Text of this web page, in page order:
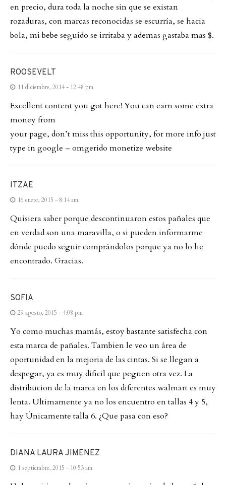
en precio, dura toda la noche sin que se existan
rozaduras, con marcas reconocidas se escurría, se hacia
bola, mi bebe seguido se irritaba y ademas gastaba mas $.
ROOSEVELT
11 diciembre, 2014 - 12:48 pm
Excellent content you got here! You can earn some extra
money from
your page, don’t miss this opportunity, for more info just
type in google – omgerido monetize website
ITZAE
16 enero, 2015 - 8:14 am
Quisiera saber porque descontinuaron estos pañales que
en verdad son una maravilla, o si pueden informarme
dónde puedo seguir comprándolos porque ya no lo he
encontrado. Gracias.
SOFIA
29 agosto, 2015 - 4:08 pm
Yo como muchas mamás, estoy bastante satisfecha con
esta marca de pañales. Tambien le veo un área de
oportunidad en la mejoria de las cintas. Si se llegan a
despegar, ya es muy dificil que peguen otra vez. La
distribucion de la marca en los diferentes walmart es muy
lenta. Ultimamente ya no los encuentro en tallas 4 y 5,
hay Únicamente talla 6. ¿Que pasa con eso?
DIANA LAURA JIMENEZ
1 septiembre, 2015 - 10:53 am